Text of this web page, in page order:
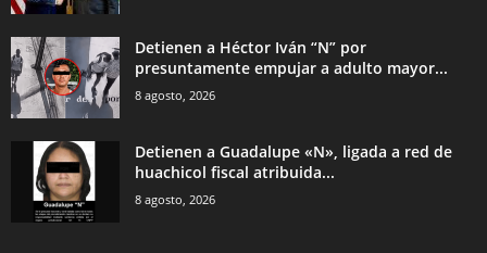
Detienen a Héctor Iván “N” por
presuntamente empujar a adulto mayor...
8 agosto, 2026
Detienen a Guadalupe «N», ligada a red de
huachicol fiscal atribuida...
8 agosto, 2026